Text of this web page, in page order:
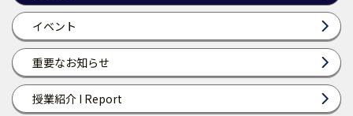
イベント
重要なお知らせ
授業紹介 I Report